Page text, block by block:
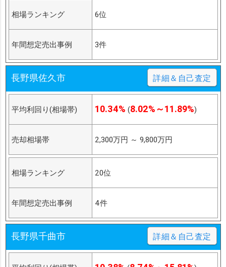
相場ランキング 6位
年間想定売出事例 3件
長野県佐久市 詳細＆自己査定
平均利回り(相場帯) 10.34% (8.02%～11.89%)
売却相場帯 2,300万円 ～ 9,800万円
相場ランキング 20位
年間想定売出事例 4件
長野県千曲市 詳細＆自己査定